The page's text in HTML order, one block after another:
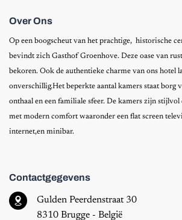
Over Ons
Op een boogscheut van het prachtige, historische
bevindt zich Gasthof Groenhove. Deze oase van
bekoren. Ook de authentieke charme van ons hotel
onverschillig.Het beperkte aantal kamers staat borg
onthaal en een familiale sfeer. De kamers zijn
met modern comfort waaronder een flat screen
internet,en minibar.
Contactgegevens
Gulden Peerdenstraat 30
8310 Brugge - België